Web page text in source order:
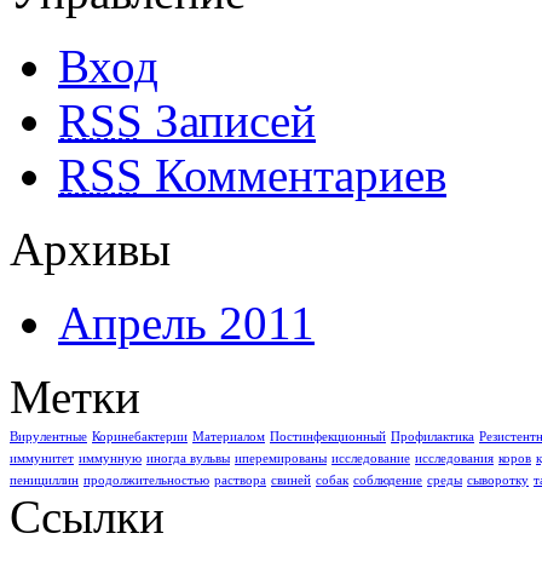
Вход
RSS Записей
RSS Комментариев
Архивы
Апрель 2011
Метки
Вирулентные Коринебактерии Материалом Постинфекционный Профилактика
иммунитет иммунную иногда вульвы иперемированы исследование исследования коров
пенициллин продолжительностью раствора свиней собак соблюдение среды сыворотку
Ссылки